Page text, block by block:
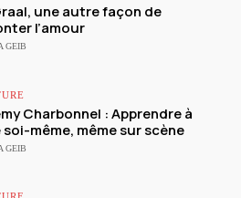
une autre façon de
l’amour
GEIB
Charbonnel : Apprendre à
même, même sur scène
GEIB